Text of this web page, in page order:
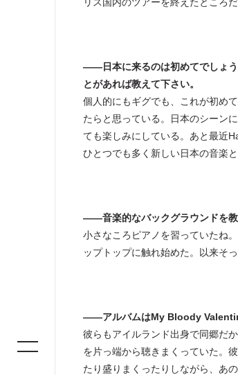
――日本に来るのは初めてでしょ
とがあれば教えて下さい。
個人的にもギグでも、これが初め
たらと思っている。日本のシーン
ても楽しみにしている。あと最近
ひとつでも多く新しい日本の音楽
――音楽的なバックグラウンドを教
小さなころピアノを習っていたね
ップトップに触れ始めた。以来そ
――アルバムはMy Bloody
彼らもアイルランド出身で同郷だ
を片っ端から聴きまくっていた。
たり盛りまくったりしながら、あ